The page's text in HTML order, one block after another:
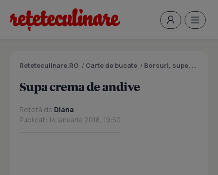
Reteteculinare.RO / Carte de bucate / Borsuri, supe, ciorbe
Supa crema de andive
Rețetă de Diana
Publicat: 14 Ianuarie 2018, 19:50